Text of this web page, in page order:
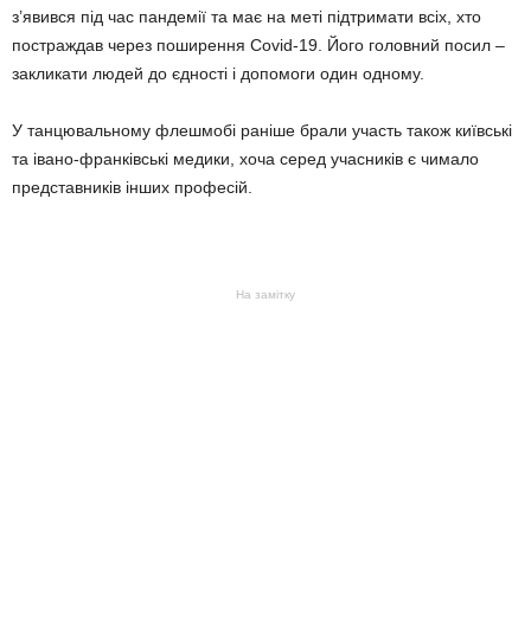
з’явився під час пандемії та має на меті підтримати всіх, хто
постраждав через поширення Covid-19. Його головний посил –
закликати людей до єдності і допомоги один одному.
У танцювальному флешмобі раніше брали участь також київські
та івано-франківські медики, хоча серед учасників є чимало
представників інших професій.
На замітку